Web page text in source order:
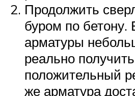
Продолжить
буром по бетону.
арматуры
реально получить
положительный
же арматура